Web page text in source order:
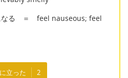
なる ＝ feel nauseous; feel
立った 2